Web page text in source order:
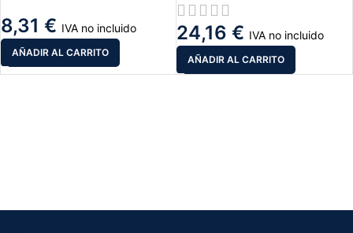
8,31 € IVA no incluido
AÑADIR AL CARRITO
24,16 € IVA no incluido
AÑADIR AL CARRITO